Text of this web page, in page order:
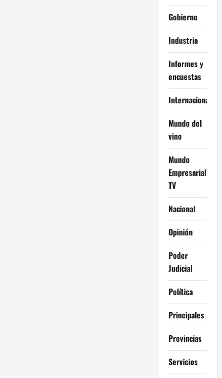
Gobierno
Industria
Informes y
encuestas
Internacional
Mundo del
vino
Mundo
Empresarial
TV
Nacional
Opinión
Poder
Judicial
Política
Principales
Provincias
Servicios